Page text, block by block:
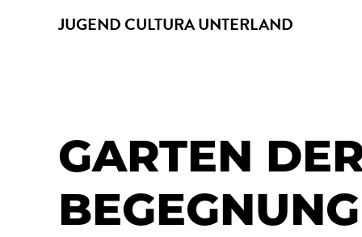
JUGEND CULTURA UNTERLAND
GARTEN
BEGEGNUNG